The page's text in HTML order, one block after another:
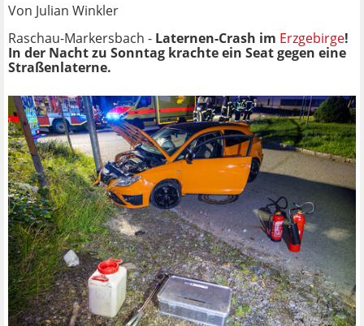
Von Julian Winkler
Raschau-Markersbach - Laternen-Crash im Erzgebirge!
In der Nacht zu Sonntag krachte ein Seat gegen eine
Straßenlaterne.